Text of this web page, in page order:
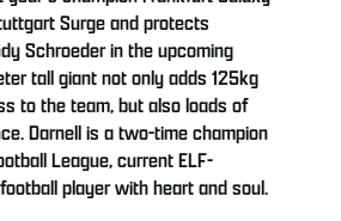
Surge and protects
Schroeder in the upcoming
tall giant not only adds 125kg
to the team, but also loads of
Darnell is a two-time champion
League, current ELF-
player with heart and soul.